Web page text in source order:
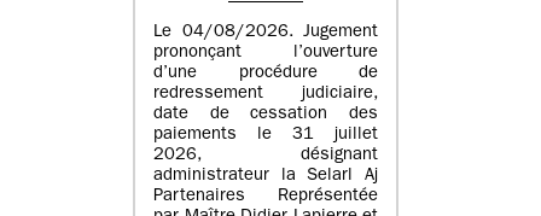
Le 04/08/2026. Jugement
prononçant l’ouverture
d’une procédure de
redressement judiciaire,
date de cessation des
paiements le 31 juillet
2026, désignant
administrateur la Selarl Aj
Partenaires Représentée